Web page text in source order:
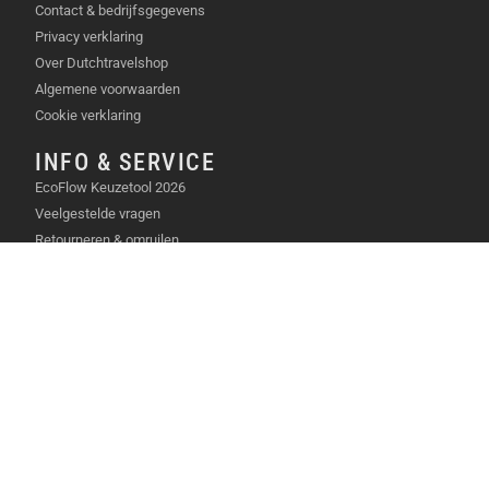
Contact & bedrijfsgegevens
Privacy verklaring
Over Dutchtravelshop
Algemene voorwaarden
Cookie verklaring
INFO & SERVICE
EcoFlow Keuzetool 2026
Veelgestelde vragen
Retourneren & omruilen